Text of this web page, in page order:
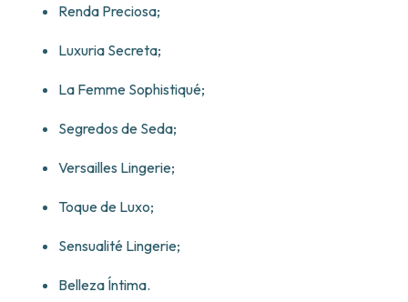
Renda Preciosa;
Luxuria Secreta;
La Femme Sophistiqué;
Segredos de Seda;
Versailles Lingerie;
Toque de Luxo;
Sensualité Lingerie;
Belleza Íntima.